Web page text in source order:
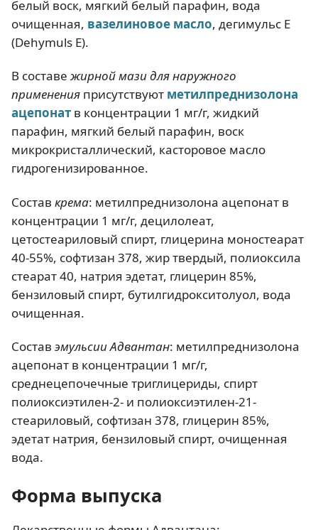
белый воск, мягкий белый парафин, вода
очищенная, вазелиновое масло, дегимульс Е
(Dehymuls E).
В составежирной мази для наружного
применения присутствуют метилпреднизолона
ацепонат в концентрации 1 мг/г, жидкий
парафин, мягкий белый парафин, воск
микрокристаллический, касторовое масло
гидрогенизированное.
Состав крема: метилпреднизолона ацепонат в
концентрации 1 мг/г, децилолеат,
цетостеариловый спирт, глицерина моностеарат
40-55%, софтизан 378, жир твердый, полиоксила
стеарат 40, натрия эдетат, глицерин 85%,
бензиловый спирт, бутилгидрокситолуол, вода
очищенная.
Состав эмульсии Адвантан: метилпреднизолона
ацепонат в концентрации 1 мг/г,
среднецепочечные триглицериды, спирт
полиоксиэтилен-2- и полиоксиэтилен-21-
стеариловый, софтизан 378, глицерин 85%,
эдетат натрия, бензиловый спирт, очищенная
вода.
Форма выпуска